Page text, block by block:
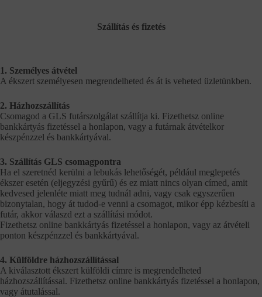
Szállítás és fizetés
1. Személyes átvétel
A ékszert személyesen megrendelheted és át is veheted üzletünkben.
2. Házhozszállítás
Csomagod a GLS futárszolgálat szállítja ki. Fizethetsz online
bankkártyás fizetéssel a honlapon, vagy a futárnak átvételkor
készpénzzel és bankkártyával.
3. Szállítás GLS csomagpontra
Ha el szeretnéd kerülni a lebukás lehetőségét, például meglepetés
ékszer esetén (eljegyzési gyűrű) és ez miatt nincs olyan címed, amit
kedvesed jelenléte miatt meg tudnál adni, vagy csak egyszerűen
bizonytalan, hogy át tudod-e venni a csomagot, mikor épp kézbesíti a
futár, akkor válaszd ezt a szállítási módot.
Fizethetsz online bankkártyás fizetéssel a honlapon, vagy az átvételi
ponton készpénzzel és bankkártyával.
4. Külföldre házhozszállítással
A kiválasztott ékszert külföldi címre is megrendelheted
házhozszállítással. Fizethetsz online bankkártyás fizetéssel a honlapon,
vagy átutalással.